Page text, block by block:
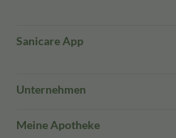
Sanicare App
Unternehmen
Meine Apotheke